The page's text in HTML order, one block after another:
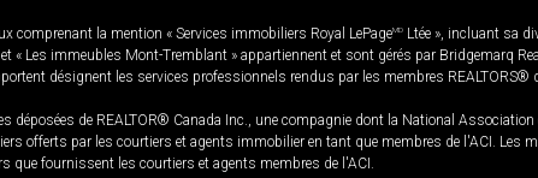
comprenant la mention « Services immobiliers Royal LePageMD Ltée », incluant sa
« Les immeubles Mont-Tremblant » appartiennent et sont gérés par Bridgemarq
désignent les services professionnels rendus par les membres REALTORS®
déposées de REALTOR® Canada Inc., une compagnie dont la National
offerts par les courtiers et agents immobilier en tant que membres de l'ACI.
que fournissent les courtiers et agents membres de l'ACI.